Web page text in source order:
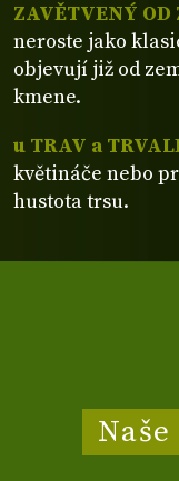
ZAVĚTVENÝ OD
neroste jako
objevují již od
kmene.
u TRAV a
květináče nebo
hustota trsu.